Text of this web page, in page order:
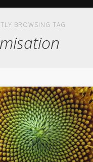
BROWSING TAG